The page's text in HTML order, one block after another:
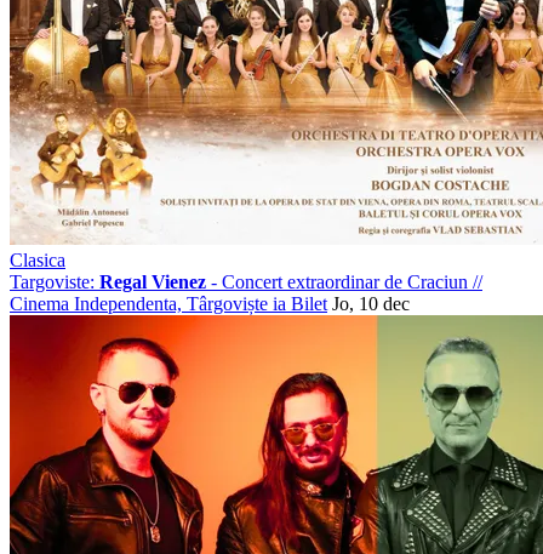
Clasica
Targoviste: Regal Vienez - Concert extraordinar de Craciun //
Cinema Independenta, Târgoviște ia Bilet Jo, 10 dec